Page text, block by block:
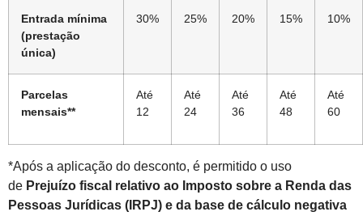
Entrada mínima
(prestação
única)
30% 25% 20% 15% 10%
Parcelas
mensais**
Até
12
Até
24
Até
36
Até
48
Até
60
*Após a aplicação do desconto, é permitido o uso
de Prejuízo fiscal relativo ao Imposto sobre a Renda das
Pessoas Jurídicas (IRPJ) e da base de cálculo negativa